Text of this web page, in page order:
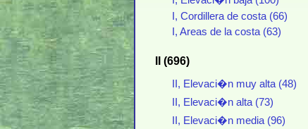
I, Cordillera de costa (66)
I, Areas de la costa (63)
II (696)
II, Elevaci�n muy alta (48)
II, Elevaci�n alta (73)
II, Elevaci�n media (96)